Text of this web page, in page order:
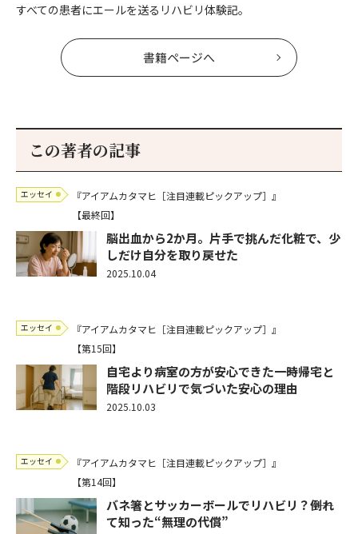
すべての患者にエールを送るリハビリ体験記。
書籍ページへ
この著者の記事
エッセイ
『アイアムカタマヒ［注目連載ピックアップ］』
【最終回】
脳出血から2か月。片手で挑んだ化粧で、少
しだけ自分を取り戻せた
2025.10.04
エッセイ
『アイアムカタマヒ［注目連載ピックアップ］』
【第15回】
自宅より病室の方が安心できた――一時帰宅と
階段リハビリで気づいた安心の理由
2025.10.03
エッセイ
『アイアムカタマヒ［注目連載ピックアップ］』
【第14回】
バネ箸とサッカーボールでリハビリ？――倒れ
て知った“無理の代償”